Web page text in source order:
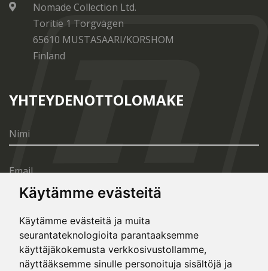
Käytämme evästeitä
Käytämme evästeitä ja muita
seurantateknologioita parantaaksemme
käyttäjäkokemusta verkkosivustollamme,
näyttääksemme sinulle personoituja sisältöjä ja
Nomade Collection Ltd.
Toritie 1 Torgvägen
65610 MUSTASAARI/KORSHOM
Finland
YHTEYDENOTTOLOMAKE
LÄHETÄ